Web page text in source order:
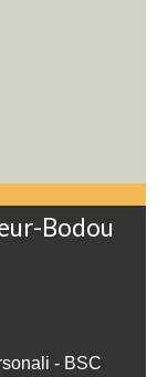
Bodou
- BSC